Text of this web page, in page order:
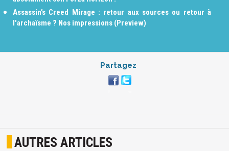
Assassin’s Creed Mirage : retour aux sources ou retour à
l'archaïsme ? Nos impressions (Preview)
Partagez
AUTRES ARTICLES